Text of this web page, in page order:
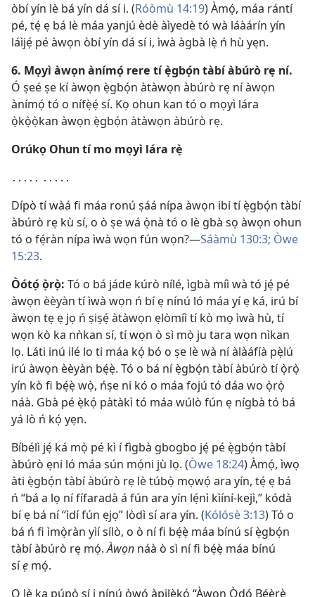
òbí yín lè bá yín dá sí i. (Róòmù 14:19) Àmọ́, máa rántí
pé, tẹ́ ẹ bá lè máa yanjú èdè àìyedè tó wà láàárín yín
láìjẹ́ pé àwọn òbí yín dá sí i, ìwà àgbà lẹ̀ ń hù yẹn.
6. Mọyì àwọn ànímọ́ rere tí ẹ̀gbọ́n tàbí àbúrò rẹ ní.
Ó ṣeé ṣe kí àwọn ẹ̀gbọ́n àtàwọn àbúrò rẹ ní àwọn
ànímọ́ tó o nífẹ̀ẹ́ sí. Kọ ohun kan tó o mọyì lára
ọ̀kọ̀ọ̀kan àwọn ẹ̀gbọ́n àtàwọn àbúrò rẹ.
Orúkọ Ohun tí mo mọyì lára rẹ̀
․․․․․ ․․․․․
Dípò tí wàá fi máa ronú ṣáá nípa àwọn ibi tí ẹ̀gbọ́n tàbí
àbúrò rẹ kù sí, o ò ṣe wá ọ̀nà tó o lè gbà sọ àwọn ohun
tó o fẹ́ràn nípa ìwà wọn fún wọn?—Sáàmù 130:3; Òwe
15:23.
Òótọ́ ọ̀rọ̀: Tó o bá jáde kúrò nílé, ìgbà míì wà tó jẹ́ pé
àwọn èèyàn tí ìwà wọn ń bí ẹ nínú ló máa yí ẹ ká, irú bí
àwọn tẹ ẹ jọ ń ṣiṣẹ́ àtàwọn ẹlòmíì tí kò mọ ìwà hù, tí
wọn kò ka nǹkan sí, tí wọn ò sì mọ̀ ju tara wọn nìkan
lọ. Láti inú ilé lo ti máa kọ́ bó o ṣe lè wà ní àlàáfíà pẹ̀lú
irú àwọn èèyàn bẹ́ẹ̀. Tó o bá ní ẹ̀gbọ́n tàbí àbúrò tí ọ̀rọ̀
yín kò fi bẹ́ẹ̀ wọ̀, ńṣe ni kó o máa fojú tó dáa wo ọ̀rọ̀
náà. Gbà pé ẹ̀kọ́ pàtàkì tó máa wúlò fún ẹ nígbà tó bá
yá lò ń kọ́ yẹn.
Bíbélì jẹ́ ká mọ̀ pé kì í fìgbà gbogbo jẹ́ pé ẹ̀gbọ́n tàbí
àbúrò ẹni ló máa sún mọ́ni jù lọ. (Òwe 18:24) Àmọ́, ìwọ
àti ẹ̀gbọ́n tàbí àbúrò rẹ lè túbọ̀ mọwọ́ ara yín, tẹ́ ẹ bá
ń “bá a lọ ní fífaradà á fún ara yín lẹ́nì kìíní-kejì,” kódà
bí ẹ bá ní “ìdí fún ẹjọ” lòdì sí ara yín. (Kólósè 3:13) Tó o
bá ń fi ìmọ̀ràn yìí sílò, o ò ní fi bẹ́ẹ̀ máa bínú sí ẹ̀gbọ́n
tàbí àbúrò rẹ mọ́.Àwọn náà ò sì ní fi bẹ́ẹ̀ máa bínú
síẹ mọ́.
O lè ka púpọ̀ sí i nínú ọ̀wọ́ àpilẹ̀kọ́ “Àwọn Ọ̀dọ́ Béèrè